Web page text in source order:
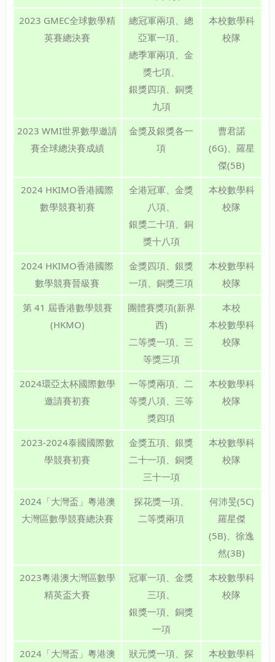
2023 GMEC全球數學精
英賽總決賽
總冠軍兩項、總
亞軍一項、
總季軍兩項、金
獎七項、
銀獎四項、銅獎
九項
本校數學科
校隊
2023 WMI世界數學邀請
賽全球總決賽成績
金獎及銀獎各一
項
曹君諾
(6G)、羅星
傑(5B)
2024 HKIMO香港國際
數學競賽初賽
全港冠軍、金獎
八項、
銀獎二十項、銅
獎十八項
本校數學科
校隊
2024 HKIMO香港國際
數學競賽晉級賽
金獎四項、銀獎
一項、銅獎三項
本校數學科
校隊
第 41 屆香港數學競賽
(HKMO)
團體賽獎項(新界
西)
二等獎一項、三
等獎三項
本校
本校數學科
校隊
2024環亞太杯國際數學
邀請賽初賽
一等獎兩項、二
等獎八項、三等
獎四項
本校數學科
校隊
2023-2024泰國國際數
學競賽初賽
金獎五項、銀獎
二十一項、銅獎
三十一項
本校數學科
校隊
2024「大灣盃」粵港澳
大灣區數學競賽總決賽
探花獎一項、
二等獎兩項
何沛旻(5C)
羅星傑
(5B)、徐逸
然(3B)
2023粵港澳大灣區數學
精英盃大賽
冠軍一項、金獎
三項、
銀獎一項、銅獎
一項
本校數學科
校隊
2024「大灣盃」粵港澳
狀元獎一項、探
本校數學科